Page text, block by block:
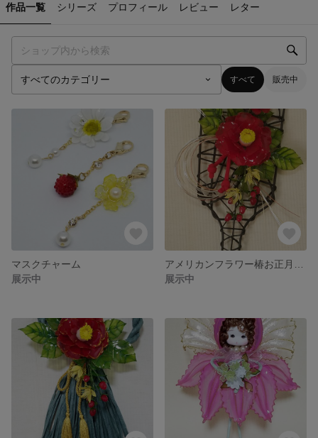
作品一覧 シリーズ プロフィール レビュー レター
すべて 販売中
マスクチャーム
展示中
展示中